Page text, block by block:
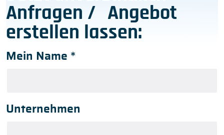
Anfragen / Angebot
erstellen lassen:
Mein Name *
Unternehmen